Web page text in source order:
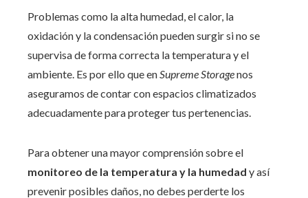
Problemas como la alta humedad, el calor, la
oxidación y la condensación pueden surgir si no se
supervisa de forma correcta la temperatura y el
ambiente. Es por ello que enSupreme Storagenos
aseguramos de contar con espacios climatizados
adecuadamente para proteger tus pertenencias.
Para obtener una mayor comprensión sobre el
monitoreo de la temperatura y la humedad y así
prevenir posibles daños, no debes perderte los